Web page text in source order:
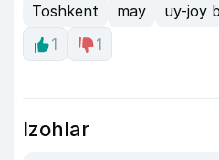
Toshkent may
uy-joy
1
1
Izohlar